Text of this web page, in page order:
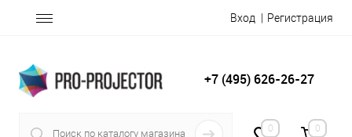
Вход Регистрация
+7 (495) 626-26-27
0 0